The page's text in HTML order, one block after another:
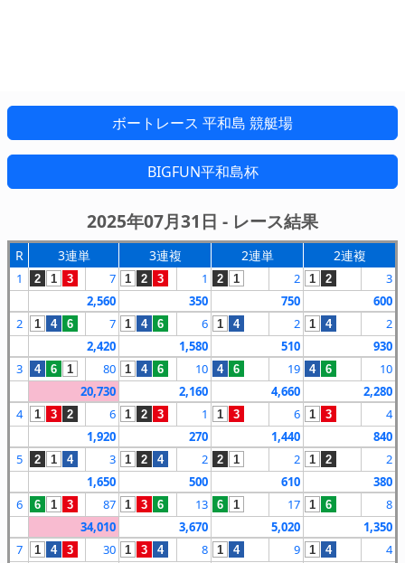
ボートレース 平和島 競艇場
BIGFUN平和島杯
2025年07月31日 - レース結果
R 3連単 3連複 2連単 2連複
1 2 1 3 7 1 2 3 1 2 1 2 1 2
3
2,560
350 750
600
2
1 4 6 7 1 4 6 6 1 4 2 1 4
2
2,420
1,580 510
930
3
4 6 1 80 1 4 6 10 4 6 19 4 6
10
20,730
2,160 4,660
2,280
4
1 3 2 6 1 2 3 1 1 3 6 1 3
4
1,920
270 1,440
840
5
2 1 4 3 1 2 4 2 2 1 2 1 2
2
1,650
500 610
380
6
6 1 3 87 1 3 6 13 6 1 17 1 6
8
34,010
3,670 5,020
1,350
7
1 4 3 30 1 3 4 8 1 4 9 1 4
4